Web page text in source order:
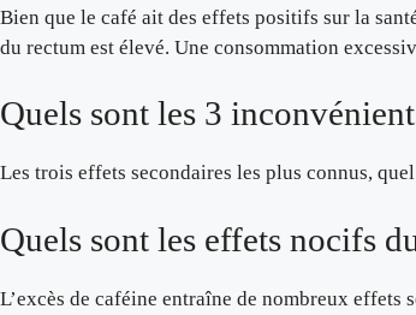
Bien que le café ait des effets positifs sur la
du rectum est élevé. Une consommation
Quels sont les 3
Les trois effets secondaires les plus connus,
Quels sont les effets nocifs
L’excès de caféine entraîne de nombreux